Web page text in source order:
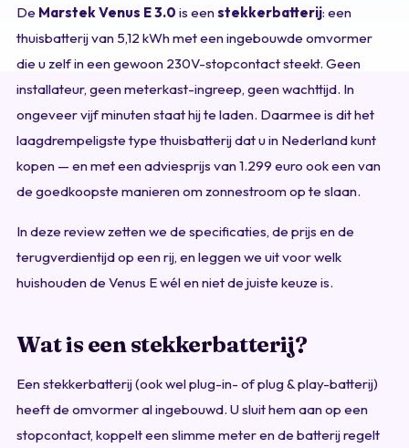
De Marstek Venus E 3.0 is eenstekkerbatterij: een
thuisbatterij van 5,12 kWh met een ingebouwde omvormer
die u zelf in een gewoon 230V-stopcontact steekt. Geen
installateur, geen meterkast-ingreep, geen wachttijd. In
ongeveer vijf minuten staat hij te laden. Daarmee is dit het
laagdrempeligste type thuisbatterij dat u in Nederland kunt
kopen — en met een adviesprijs van 1.299 euro ook een van
de goedkoopste manieren om zonnestroom op te slaan.
In deze review zetten we de specificaties, de prijs en de
terugverdientijd op een rij, en leggen we uit voor welk
huishouden de Venus E wél en niet de juiste keuze is.
Wat is een stekkerbatterij?
Een stekkerbatterij (ook wel plug-in- of plug & play-batterij)
heeft de omvormer al ingebouwd. U sluit hem aan op een
stopcontact, koppelt een slimme meter en de batterij regelt